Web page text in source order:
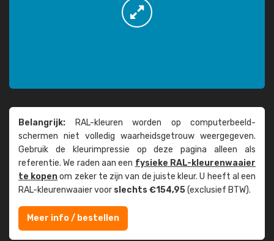
Belangrijk: RAL-kleuren worden op computer­beeld­
schermen niet volledig waarheids­­getrouw weer­gegeven.
Gebruik de kleur­impressie op deze pagina alleen als
referentie. We raden aan een fysieke RAL-kleuren­waaier
te kopenom zeker te zijn van de juiste kleur. U heeft al een
RAL-kleuren­waaier voor slechts €154,95(exclusief BTW).
Meer info / bestellen